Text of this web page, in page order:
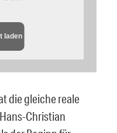
laden
die gleiche reale
Christian